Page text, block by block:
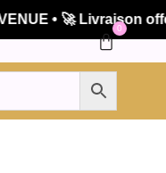
• 🚀 Livraison
0